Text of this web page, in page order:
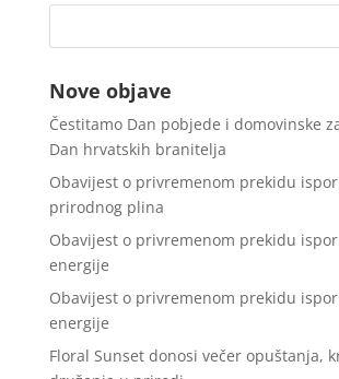
Nove objave
Čestitamo Dan pobjede i domovinske
Dan hrvatskih branitelja
Obavijest o privremenom prekidu
prirodnog plina
Obavijest o privremenom prekidu
energije
Obavijest o privremenom prekidu
energije
Floral Sunset donosi večer opuštanja,